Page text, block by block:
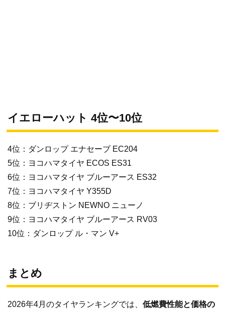
イエローハット 4位〜10位
4位：ダンロップ エナセーブ EC204
5位：ヨコハマタイヤ ECOS ES31
6位：ヨコハマタイヤ ブルーアース ES32
7位：ヨコハマタイヤ Y355D
8位：ブリヂストン NEWNO ニューノ
9位：ヨコハマタイヤ ブルーアース RV03
10位：ダンロップ ル・マン V+
まとめ
2026年4月のタイヤランキングでは、 低燃費性能と価格の